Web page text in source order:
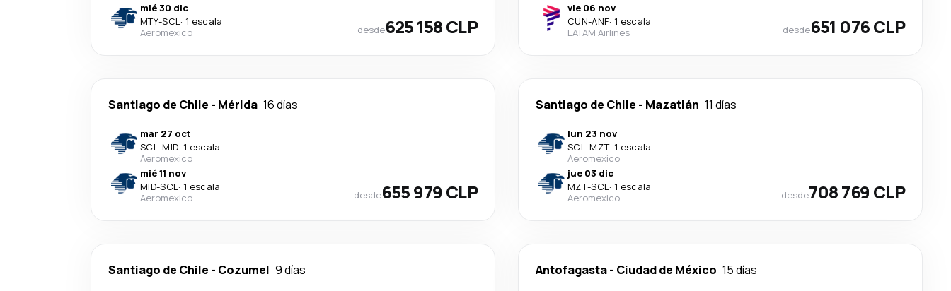
mié 30 dic
MTY-SCL· 1 escala
Aeromexico
desde625 158 CLP
vie 06 nov
CUN-ANF· 1 escala
LATAM Airlines
desde651 076 CLP
Santiago de Chile - Mérida 16 días
mar 27 oct
SCL-MID· 1 escala
Aeromexico
mié 11 nov
MID-SCL· 1 escala
Aeromexico
desde655 979 CLP
Santiago de Chile - Mazatlán 11 días
lun 23 nov
SCL-MZT· 1 escala
Aeromexico
jue 03 dic
MZT-SCL· 1 escala
Aeromexico
desde708 769 CLP
Santiago de Chile - Cozumel 9 días Antofagasta- Ciudad de México 15 días